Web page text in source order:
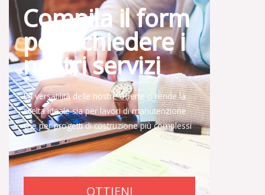
Compila il form
per richiedere i
nostri servizi
La versatilità delle nostre offerte ci rende la
scelta ideale sia per lavori di manutenzione
che per progetti di costruzione più complessi
OTTIENI